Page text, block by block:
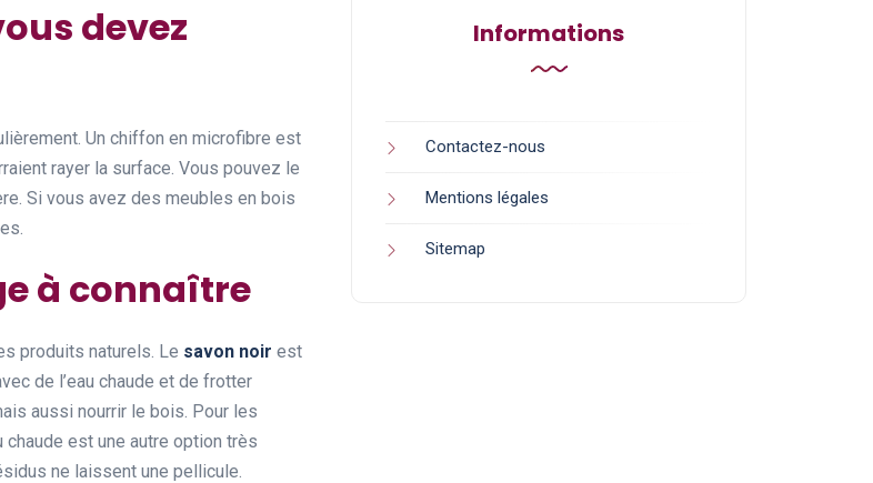
devez
Un chiffon en microfibre est
rayer la surface. Vous pouvez le
Si vous avez des meubles en bois
à connaître
produits naturels. Le savon noir est
de l’eau chaude et de frotter
aussi nourrir le bois. Pour les
est une autre option très
ne laissent une pellicule.
Informations
Contactez-nous
Mentions légales
Sitemap